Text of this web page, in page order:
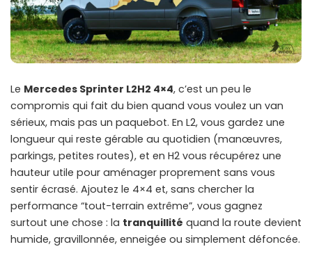
Le Mercedes Sprinter L2H2 4×4, c’est un peu le
compromis qui fait du bien quand vous voulez un van
sérieux, mais pas un paquebot. En L2, vous gardez une
longueur qui reste gérable au quotidien (manœuvres,
parkings, petites routes), et en H2 vous récupérez une
hauteur utile pour aménager proprement sans vous
sentir écrasé. Ajoutez le 4×4 et, sans chercher la
performance “tout-terrain extrême”, vous gagnez
surtout une chose : la tranquillité quand la route devient
humide, gravillonnée, enneigée ou simplement défoncée.